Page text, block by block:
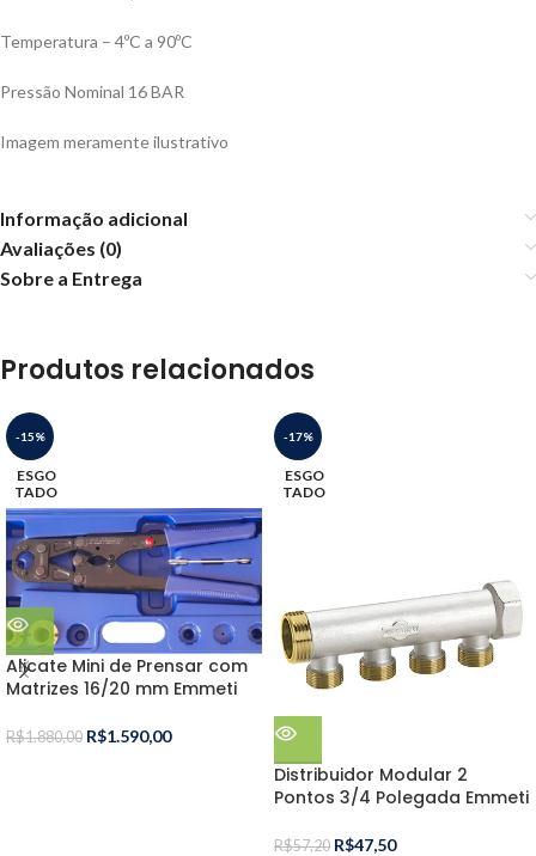
Temperatura – 4ºC a 90ºC
Pressão Nominal 16 BAR
Imagem meramente ilustrativo
Informação adicional
Avaliações (0)
Sobre a Entrega
Produtos relacionados
-15%
ESGO
TADO
Alicate Mini de Prensar com
Matrizes 16/20 mm Emmeti
R$1.880,00 R$1.590,00
-17%
ESGO
TADO
Distribuidor Modular 2
Pontos 3/4 Polegada Emmeti
R$57,20 R$47,50